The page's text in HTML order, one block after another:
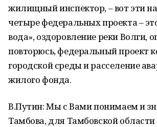
жилищный инспектор, – вот эти
четыре федеральных проекта –
вода», оздоровление реки Волги,
повторюсь, федеральный проект
городской среды и расселение
жилого фонда.
В.Путин: Мы с Вами понимаем и
Тамбова, для Тамбовской области